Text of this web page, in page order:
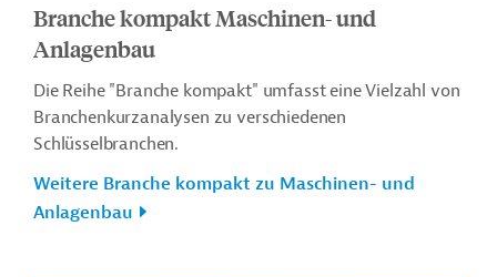
Branche kompakt Maschinen- und
Anlagenbau
Die Reihe "Branche kompakt" umfasst eine Vielzahl von
Branchenkurzanalysen zu verschiedenen
Schlüsselbranchen.
Weitere Branche kompakt zu Maschinen- und
Anlagenbau